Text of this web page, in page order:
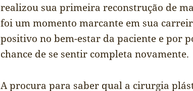
realizou sua primeira reconstrução de
foi um momento marcante em sua
positivo no bem-estar da paciente e por
chance de se sentir completa novamente.
A procura para saber qual a cirurgia